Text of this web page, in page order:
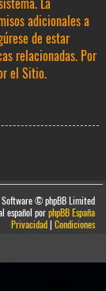
La
adicionales a
de estar
relacionadas. Por
el Sitio.
© phpBB Limited
español porphpBB España
Privacidad|Condiciones